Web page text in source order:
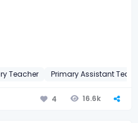
Teacher Primary Assistant
4 16.6k